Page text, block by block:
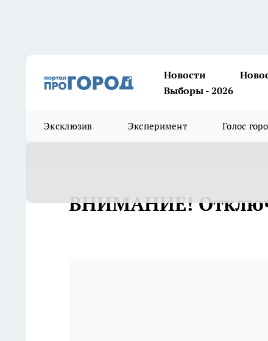
Новости
Выборы - 2026
Эксклюзив Эксперимент Голос
ВНИМАНИЕ!